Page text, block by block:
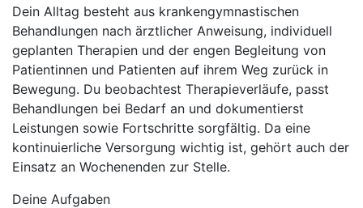
Dein Alltag besteht aus krankengymnastischen
Behandlungen nach ärztlicher Anweisung, individuell
geplanten Therapien und der engen Begleitung von
Patientinnen und Patienten auf ihrem Weg zurück in
Bewegung. Du beobachtest Therapieverläufe, passt
Behandlungen bei Bedarf an und dokumentierst
Leistungen sowie Fortschritte sorgfältig. Da eine
kontinuierliche Versorgung wichtig ist, gehört auch der
Einsatz an Wochenenden zur Stelle.
Deine Aufgaben